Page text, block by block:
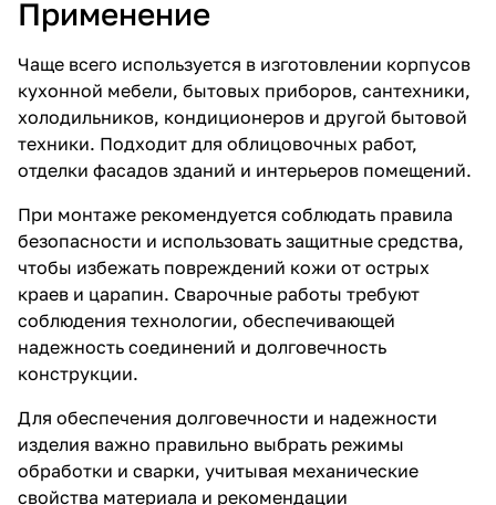
Применение
Чаще всего используется в изготовлении корпусов
кухонной мебели, бытовых приборов, сантехники,
холодильников, кондиционеров и другой бытовой
техники. Подходит для облицовочных работ,
отделки фасадов зданий и интерьеров помещений.
При монтаже рекомендуется соблюдать правила
безопасности и использовать защитные средства,
чтобы избежать повреждений кожи от острых
краев и царапин. Сварочные работы требуют
соблюдения технологии, обеспечивающей
надежность соединений и долговечность
конструкции.
Для обеспечения долговечности и надежности
изделия важно правильно выбрать режимы
обработки и сварки, учитывая механические
свойства материала и рекомендации